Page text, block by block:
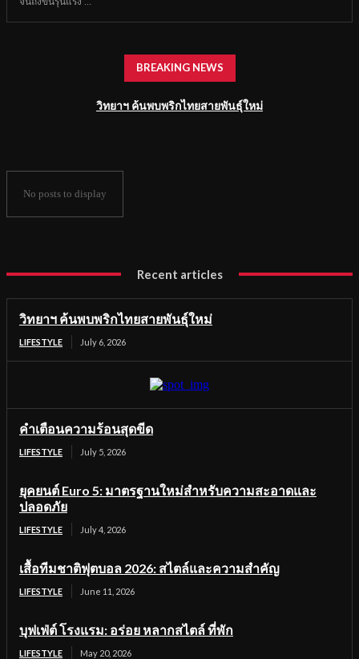
BREAKING NEWS
วิทยาฯ ค้นพบพริกไทยสายพันธุ์ใหม่
No posts to display
Recent articles
วิทยาฯ ค้นพบพริกไทยสายพันธุ์ใหม่
LIFESTYLE July 6, 2026
คำเตือนความร้อนสุดขีด
LIFESTYLE July 5, 2026
ยุคยนต์ Euro 5: มาตรฐานใหม่สำหรับความสะอาดและ
ปลอดภัย
LIFESTYLE July 4, 2026
เสื้อทีมชาติฟุตบอล 2026: สไตล์และความสำคัญ
LIFESTYLE June 11, 2026
บุฟเฟ่ต์ โรงแรม: อร่อย หลากสไตล์ ที่พัก
LIFESTYLE May 20, 2026